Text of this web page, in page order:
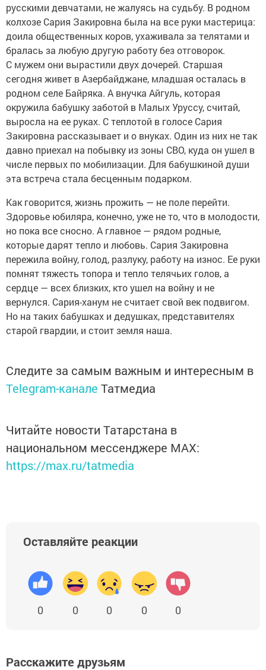
русскими девчатами, не жалуясь на судьбу. В родном
колхозе Сария Закировна была на все руки мастерица:
доила общественных коров, ухаживала за телятами и
бралась за любую другую работу без отговорок.
С мужем они вырастили двух дочерей. Старшая
сегодня живет в Азербайджане, младшая осталась в
родном селе Байряка. А внучка Айгуль, которая
окружила бабушку заботой в Малых Уруссу, считай,
выросла на ее руках. С теплотой в голосе Сария
Закировна рассказывает и о внуках. Один из них не так
давно приехал на побывку из зоны СВО, куда он ушел в
числе первых по мобилизации. Для бабушкиной души
эта встреча стала бесценным подарком.
Как говорится, жизнь прожить — не поле перейти.
Здоровье юбиляра, конечно, уже не то, что в молодости,
но пока все сносно. А главное — рядом родные,
которые дарят тепло и любовь. Сария Закировна
пережила войну, голод, разлуку, работу на износ. Ее руки
помнят тяжесть топора и тепло телячьих голов, а
сердце — всех близких, кто ушел на войну и не
вернулся. Сария-ханум не считает свой век подвигом.
Но на таких бабушках и дедушках, представителях
старой гвардии, и стоит земля наша.
Следите за самым важным и интересным в
Telegram-канале Татмедиа
Читайте новости Татарстана в
национальном мессенджере MАХ:
https://max.ru/tatmedia
Оставляйте реакции
0 0 0 0 0
Расскажите друзьям